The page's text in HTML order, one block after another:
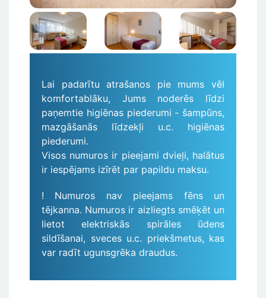
Attēls Attēls Attēls
Lai padarītu atrašanos pie mums vēl
komfortablāku, Jums noderēs līdzi
paņemtie higiēnas piederumi - šampūns,
mazgāšanās līdzekļi u.c. higiēnas
piederumi.
Visos numuros ir pieejami dvieļi, halātus
ir iespējams izīrēt par papildu maksu.
! Numuros nav pieejams fēns un
tējkanna. Numuros ir aizliegts smēķēt un
lietot elektriskās spirāles ūdens
sildīšanai, sveces u.c. priekšmetus, kas
var radīt ugunsgrēka draudus.